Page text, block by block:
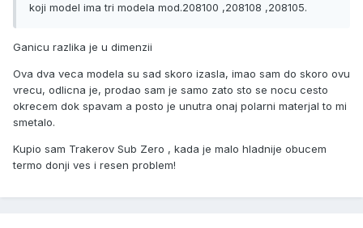
koji model ima tri modela mod.208100 ,208108 ,208105.
Ganicu razlika je u dimenzii
Ova dva veca modela su sad skoro izasla, imao sam do skoro ovu
vrecu, odlicna je, prodao sam je samo zato sto se nocu cesto
okrecem dok spavam a posto je unutra onaj polarni materjal to mi
smetalo.
Kupio sam Trakerov Sub Zero , kada je malo hladnije obucem
termo donji ves i resen problem!